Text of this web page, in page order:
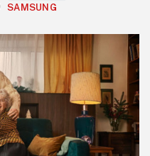
SAMSUNG